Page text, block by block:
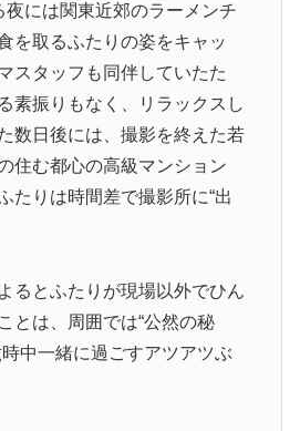
には関東近郊のラーメンチ
を取るふたりの姿をキャッ
スタッフも同伴していたた
素振りもなく、リラックスし
数日後には、撮影を終えた若
住む都心の高級マンション
たりは時間差で撮影所に“出
るとふたりが現場以外でひん
とは、周囲では“公然の秘
中一緒に過ごすアツアツぶ